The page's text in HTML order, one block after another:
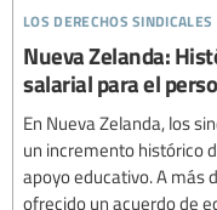
los derechos
Nueva Zelanda:
salarial para el
En Nueva Zelanda, los
un incremento histórico
apoyo educativo. A más
ofrecido un acuerdo de